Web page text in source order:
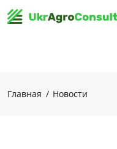
Главная Новости